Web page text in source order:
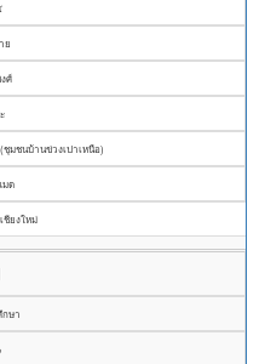
ย
ศ์
ชุมชนบ้านข่วงเปาเหนือ)
มด
ชียงใหม่
กษา